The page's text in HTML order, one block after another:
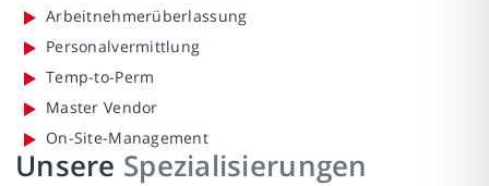
Arbeitnehmerüberlassung
Personalvermittlung
Temp-to-Perm
Master Vendor
On-Site-Management
Unsere Spezialisierungen